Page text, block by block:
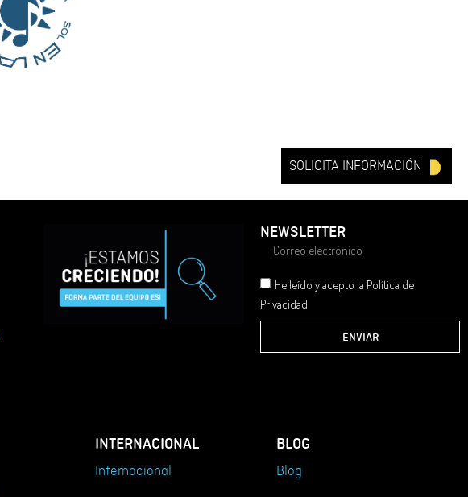
SOLICITA INFORMACIÓN
NEWSLETTER
He leído y acepto la Política de
Privacidad
ENVIAR
INTERNACIONAL
Internacional
BLOG
Blog